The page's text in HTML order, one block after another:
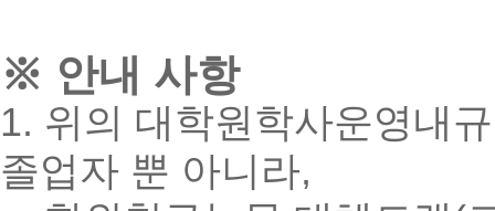
※ 안내 사항
1. 위의 대학원학사운영내
졸업자 뿐 아니라,